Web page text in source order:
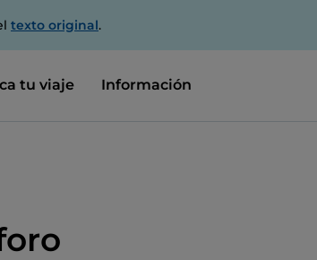
texto original.
tu viaje Información